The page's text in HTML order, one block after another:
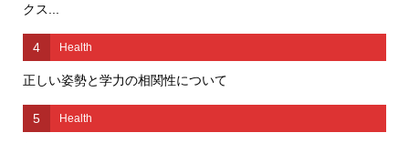
クス...
4 Health
正しい姿勢と学力の相関性について
5 Health